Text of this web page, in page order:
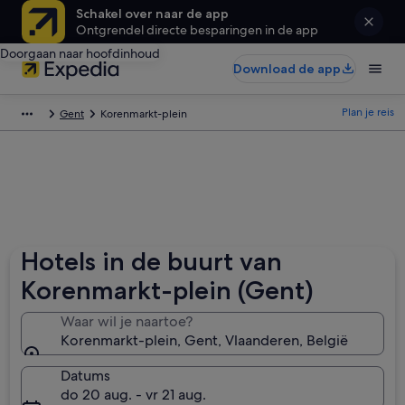
Schakel over naar de app
Ontgrendel directe besparingen in de app
Doorgaan naar hoofdinhoud
Download de app
Gent Korenmarkt-plein Plan je reis
Hotels in de buurt van
Korenmarkt-plein (Gent)
Waar wil je naartoe?
Korenmarkt-plein, Gent, Vlaanderen, België
Datums
do 20 aug. - vr 21 aug.